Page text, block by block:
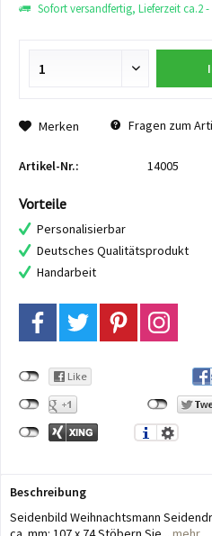
Sofort versandfertig, Lieferzeit ca.2 -
Merken Fragen zum
Artikel-Nr.: 14005
Vorteile
Personalisierbar
Deutsches Qualitätsprodukt
Handarbeit
Beschreibung
Seidenbild Weihnachtsmann